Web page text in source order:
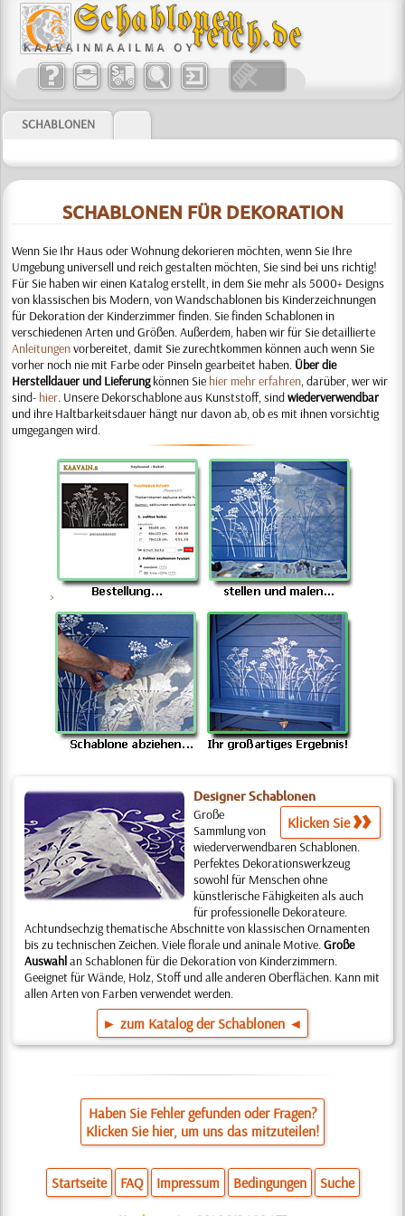
SCHABLONEN
SCHABLONEN FÜR DEKORATION
Wenn Sie Ihr Haus oder Wohnung dekorieren möchten, wenn Sie Ihre
Umgebung universell und reich gestalten möchten, Sie sind bei uns richtig!
Für Sie haben wir einen Katalog erstellt, in dem Sie mehr als 5000+ Designs
von klassischen bis Modern, von Wandschablonen bis Kinderzeichnungen
für Dekoration der Kinderzimmer finden. Sie finden Schablonen in
verschiedenen Arten und Größen. Außerdem, haben wir für Sie detaillierte
Anleitungenvorbereitet, damit Sie zurechtkommen können auch wenn Sie
vorher noch nie mit Farbe oder Pinseln gearbeitet haben. Über die
Herstelldauer und Lieferungkönnen Sie hier mehr erfahren, darüber, wer wir
sind- hier. Unsere Dekorschablone aus Kunststoff, sindwiederverwendbar
und ihre Haltbarkeitsdauer hängt nur davon ab, ob es mit ihnen vorsichtig
umgegangen wird.
>
Designer Schablonen
Klicken Sie
Große
Sammlung von
wieder­verwendbaren Schablonen.
Perfektes Dekora­tion­swerk­zeug
sowohl für Menschen ohne
künstlerische Fähig­keiten als auch
für profes­sionelle Dekorateure.
Achtundsechzig thematische Abschnitte von klassischen Ornamenten
bis zu technischen Zeichen. Viele florale und aninale Motive.Große
Auswahlan Schablonen für die Dekoration von Kinderzimmern.
Geeignet für Wände, Holz, Stoff und alle anderen Oberflächen. Kann mit
allen Arten von Farben verwendet werden.
► zum Katalog der Schablonen ◄
Haben Sie Fehler gefunden oder Fragen?
Klicken Sie hier, um uns das mitzuteilen!
Startseite FAQ Impressum Bedingungen Suche